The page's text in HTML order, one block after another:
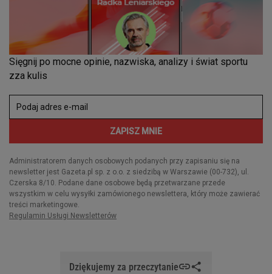
Dziękujemy za przeczytanie